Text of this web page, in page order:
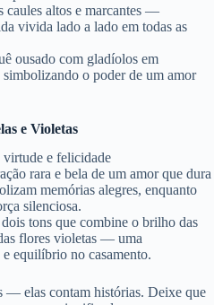
altos e marcantes —
vivida lado a lado em todas as
ousado com gladíolos em
o poder de um amor
e Violetas
e felicidade
rara e bela de um amor que dura
memórias alegres, enquanto
silenciosa.
tons que combine o brilho das
flores violetas — uma
equilíbrio no casamento.
— elas contam histórias. Deixe que